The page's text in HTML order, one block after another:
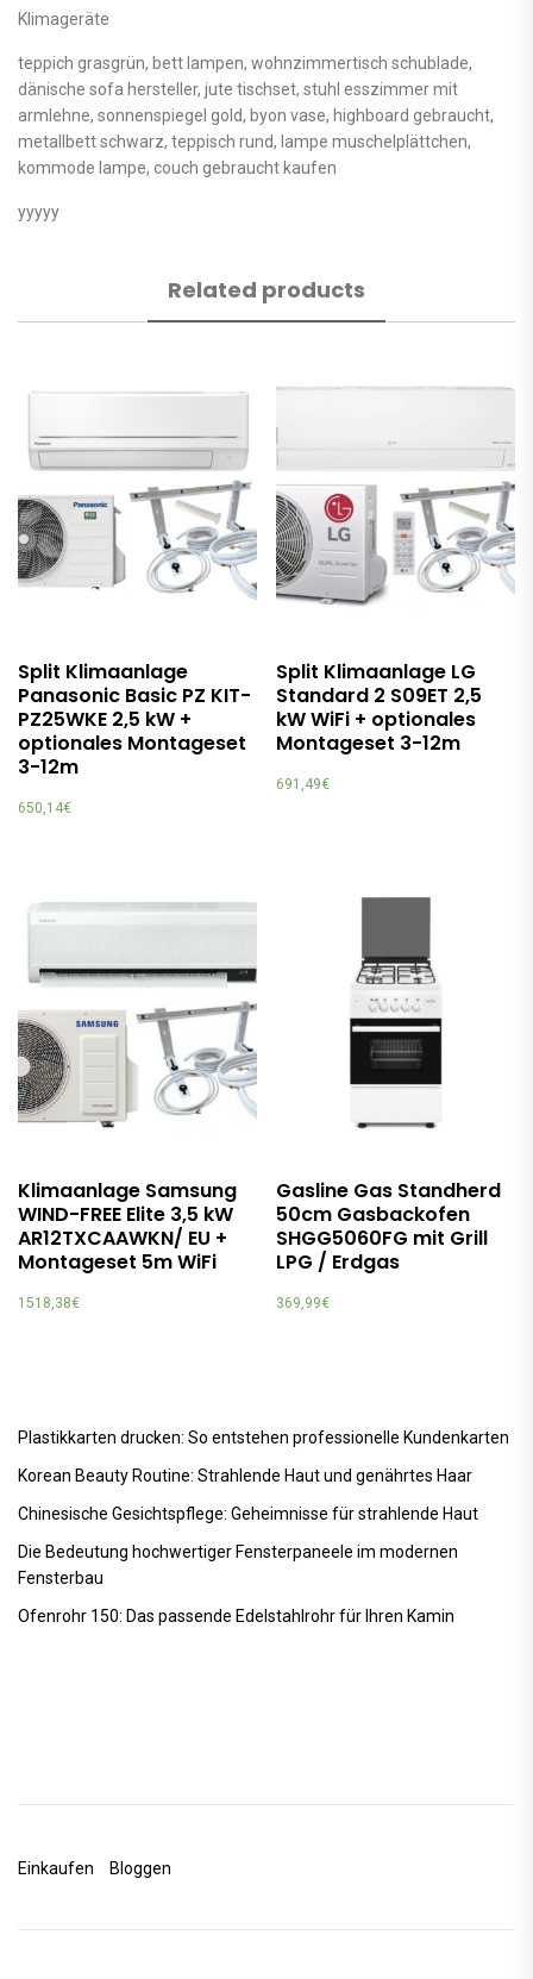
Klimageräte
teppich grasgrün, bett lampen, wohnzimmertisch schublade,
dänische sofa hersteller, jute tischset, stuhl esszimmer mit
armlehne, sonnenspiegel gold, byon vase, highboard gebraucht,
metallbett schwarz, teppisch rund, lampe muschelplättchen,
kommode lampe, couch gebraucht kaufen
yyyyy
Related products
Split Klimaanlage
Panasonic Basic PZ KIT-
PZ25WKE 2,5 kW +
optionales Montageset
3-12m
650,14€
Split Klimaanlage LG
Standard 2 S09ET 2,5
kW WiFi + optionales
Montageset 3-12m
691,49€
Klimaanlage Samsung
WIND-FREE Elite 3,5 kW
AR12TXCAAWKN/ EU +
Montageset 5m WiFi
1518,38€
Gasline Gas Standherd
50cm Gasbackofen
SHGG5060FG mit Grill
LPG / Erdgas
369,99€
Plastikkarten drucken: So entstehen professionelle Kundenkarten
Korean Beauty Routine: Strahlende Haut und genährtes Haar
Chinesische Gesichtspflege: Geheimnisse für strahlende Haut
Die Bedeutung hochwertiger Fensterpaneele im modernen
Fensterbau
Ofenrohr 150: Das passende Edelstahlrohr für Ihren Kamin
Einkaufen Bloggen